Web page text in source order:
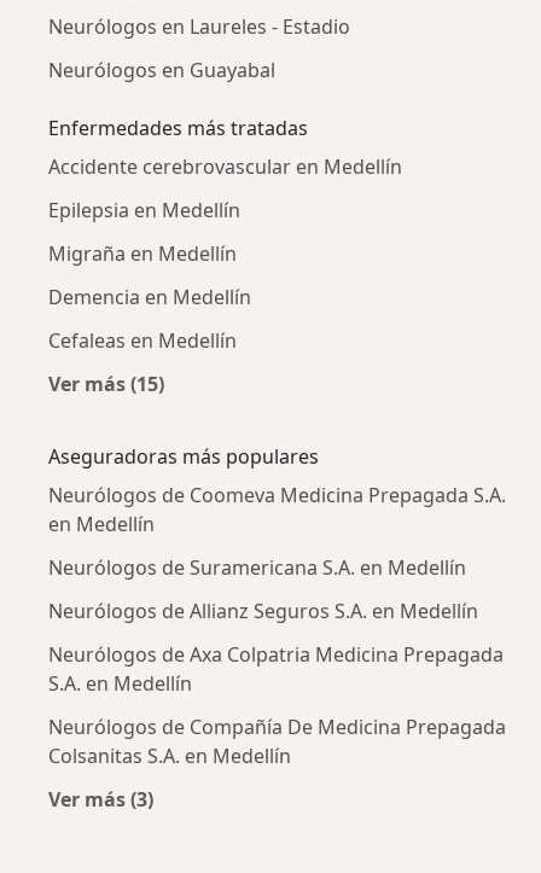
Neurólogos en Laureles - Estadio
Neurólogos en Guayabal
Enfermedades más tratadas
Accidente cerebrovascular en Medellín
Epilepsia en Medellín
Migraña en Medellín
Demencia en Medellín
Cefaleas en Medellín
Ver más (15)
Aseguradoras más populares
Neurólogos de Coomeva Medicina Prepagada S.A.
en Medellín
Neurólogos de Suramericana S.A. en Medellín
Neurólogos de Allianz Seguros S.A. en Medellín
Neurólogos de Axa Colpatria Medicina Prepagada
S.A. en Medellín
Neurólogos de Compañía De Medicina Prepagada
Colsanitas S.A. en Medellín
Ver más (3)